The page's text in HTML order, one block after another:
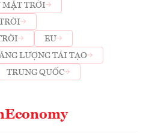
MẶT TRỜI
EU
LƯỢNG TÁI TẠO
TRUNG QUỐC